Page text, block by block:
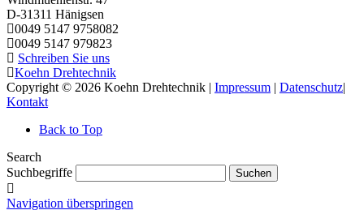
D-31311 Hänigsen
0049 5147 9758082
0049 5147 979823
Schreiben Sie uns
Koehn Drehtechnik
Copyright © 2026 Koehn Drehtechnik | Impressum | Datenschutz|
Kontakt
Back to Top
Search
Suchbegriffe
Suchen
Navigation überspringen